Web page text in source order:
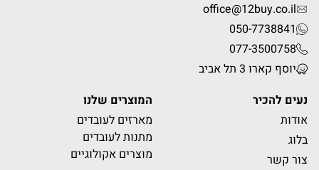
office@12buy.co.il
050-7738841
077-3500758
יוסף קארו 3 תל אביב
נעים להכיר
אודות
בלוג
צור קשר
המוצרים שלנו
מארזים לעובדים
מתנות לעובדים
מוצרים אקולוגיים